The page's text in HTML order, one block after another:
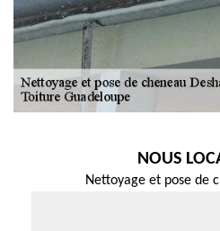
NOUS
Nettoyage et pose de